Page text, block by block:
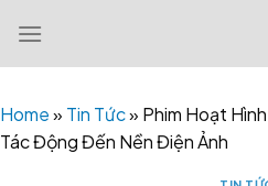
content
Home» Tin Tức» Phim Hoạt
Tác Động Đến Nền Điện Ảnh